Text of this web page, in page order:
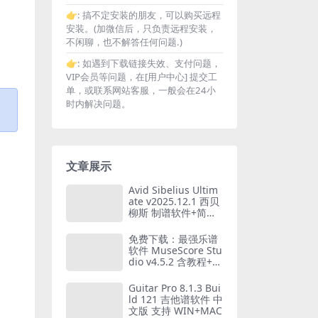
👉: 搞不定安装的朋友，可以购买远程
安装。(加微信后，只负责远程安装，
不闲聊，也不解答任何问题.)
👉: 如遇到下载链接失效、支付问题，
VIP会员等问题，在[用户中心] 提交工
单，或联系网站客服，一般会在24小
时内解决问题。
文章展示
Avid Sibelius Ultim
ate v2025.12.1 西贝
柳斯 制谱软件+简谱
频识别+音色库+教程
WIN+MAC
免费下载：最强乐谱
软件 MuseScore Stu
dio v4.5.2 含教程+素
B]
Guitar Pro 8.1.3 Bui
ld 121 吉他谱软件 中
文版 支持 WIN+MAC